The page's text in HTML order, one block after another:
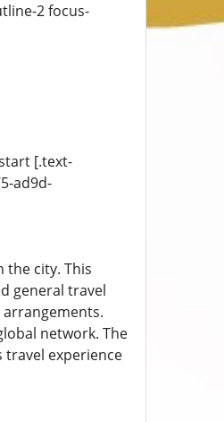
2 focus-
[.text-
ad9d-
the city. This
general travel
network. The
experience